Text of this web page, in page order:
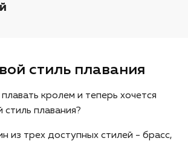
стиль плавания
кролем и теперь хочется
стиль плавания?
из трех доступных стилей - брасс,